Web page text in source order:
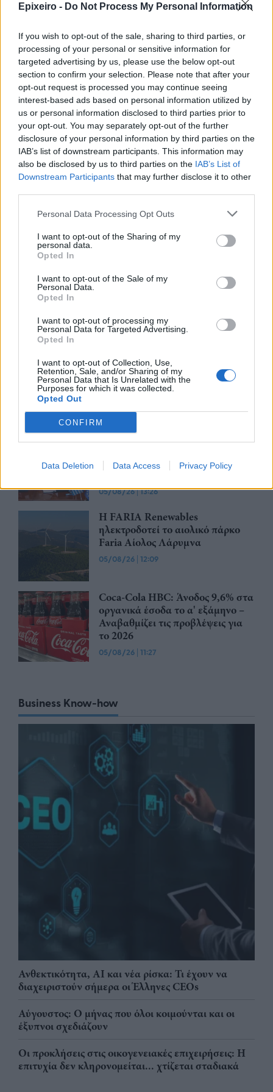
Epixeiro - Do Not Process My Personal Information
If you wish to opt-out of the sale, sharing to third parties, or
processing of your personal or sensitive information for
targeted advertising by us, please use the below opt-out
section to confirm your selection. Please note that after your
opt-out request is processed you may continue seeing
interest-based ads based on personal information utilized by
us or personal information disclosed to third parties prior to
your opt-out. You may separately opt-out of the further
disclosure of your personal information by third parties on the
IAB’s list of downstream participants. This information may
also be disclosed by us to third parties on the IAB’s List of
Downstream Participants that may further disclose it to other
Personal Data Processing Opt Outs
I want to opt-out of the Sharing of my
personal data.
Opted In
I want to opt-out of the Sale of my
Personal Data.
Opted In
I want to opt-out of processing my
Personal Data for Targeted Advertising.
Opted In
I want to opt-out of Collection, Use,
Retention, Sale, and/or Sharing of my
Personal Data that Is Unrelated with the
Purposes for which it was collected.
Opted Out
CONFIRM
Data Deletion Data Access Privacy Policy
Holdings με σημαντική αύξηση
πωλήσεων και κερδοφορίας στο
πρώτο εξάμηνο του 2026
ΔΕΗ: Συνεχιζόμενη ισχυρή
ανάπτυξη στο α΄ εξάμηνο 2026 με
προσαρμοσμένο EBITDA στα
€1,2 δισ.
05/08/26 17:58
Όμιλος AKTOR, στο πλαίσιο
MOTOR OIL
Η BIOKOSMOS ανακαίνισε και
παρέδωσε στην τοπική κοινωνία
Πλάτανο Ναυπακτίας
05/08/26|14:50
Η Κρήτη στηρίζει τη γυναικεία
επιχειρηματικότητα – Στην
έκθεση Women’s Week το
ευρωπαϊκό έργο GRANDIS
05/08/26|14:35
Ο Όμιλος ΑΒΑΞ ανέλαβε έργο
ηλεκτρικής ενέργειας 800 ΜW
στη Λάρισα
05/08/26|13:26
Η FARIA Renewables
ηλεκτροδοτεί το αιολικό πάρκο
Faria Αίολος Λάρυμνα
05/08/26 | 12:09
Coca-Cola HBC: Άνοδος 9,6% στα
οργανικά έσοδα το α' εξάμηνο –
Αναβαθμίζει τις προβλέψεις για
το 2026
05/08/26 | 11:27
Business Know-how
Ανθεκτικότητα, AI και νέα ρίσκα: Τι έχουν να
διαχειριστούν σήμερα οι Έλληνες CEOs
Αύγουστος: Ο μήνας που όλοι κοιμούνται και οι
έξυπνοι σχεδιάζουν
Οι προκλήσεις στις οικογενειακές επιχειρήσεις: Η
επιτυχία δεν κληρονομείται... χτίζεται σταδιακά